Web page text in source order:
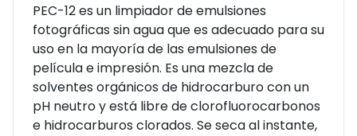
PEC-12 es un limpiador de emulsiones
fotográficas sin agua que es adecuado para su
uso en la mayoría de las emulsiones de
película e impresión. Es una mezcla de
solventes orgánicos de hidrocarburo con un
pH neutro y está libre de clorofluorocarbonos
e hidrocarburos clorados. Se seca al instante,